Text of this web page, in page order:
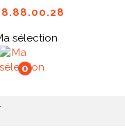
sélection
0